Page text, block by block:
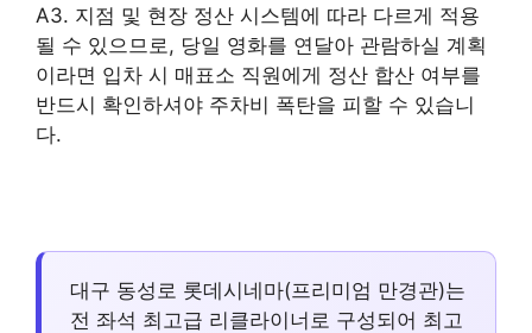
A3. 지점 및 현장 정산 시스템에 따라 다르게 적용
될 수 있으므로, 당일 영화를 연달아 관람하실 계획
이라면 입차 시 매표소 직원에게 정산 합산 여부를
반드시 확인하셔야 주차비 폭탄을 피할 수 있습니
다.
대구 동성로 롯데시네마(프리미엄 만경관)는
전 좌석 최고급 리클라이너로 구성되어 최고